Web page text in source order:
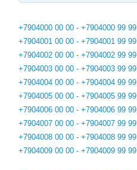
+7904000 00 00 - +7904000 99 99
+7904001 00 00 - +7904001 99 99
+7904002 00 00 - +7904002 99 99
+7904003 00 00 - +7904003 99 99
+7904004 00 00 - +7904004 99 99
+7904005 00 00 - +7904005 99 99
+7904006 00 00 - +7904006 99 99
+7904007 00 00 - +7904007 99 99
+7904008 00 00 - +7904008 99 99
+7904009 00 00 - +7904009 99 99